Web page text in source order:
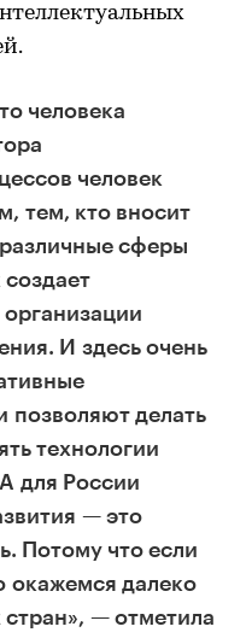
человека
человек
тем, кто вносит
сферы
И здесь очень
позволяют делать
технологии
для России
— это
Потому что если
окажемся далеко
— отметила